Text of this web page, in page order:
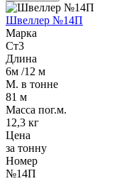
Швеллер №14П
Марка
Ст3
Длина
6м /12 м
М. в тонне
81 м
Масса пог.м.
12,3 кг
Цена
за тонну
Номер
№14П